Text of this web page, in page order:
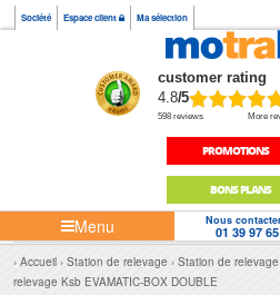
Société Espace client Ma sélection
customer rating
4.8/5
598 reviews More
PROMOTIONS
BONS PLANS
Menu Nous
01 39 97
Accueil Station de relevage Station de
relevage Ksb EVAMATIC-BOX DOUBLE